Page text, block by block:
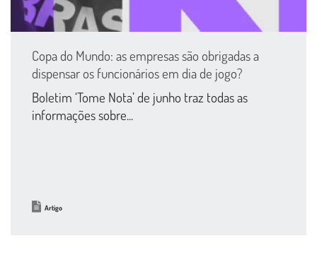
Copa do Mundo: as empresas são obrigadas a
dispensar os funcionários em dia de jogo?
Boletim ‘Tome Nota’ de junho traz todas as
informações sobre...
Artigo